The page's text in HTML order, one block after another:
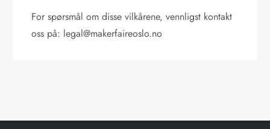
For spørsmål om disse vilkårene, vennligst kontakt
oss på: legal@makerfaireoslo.no